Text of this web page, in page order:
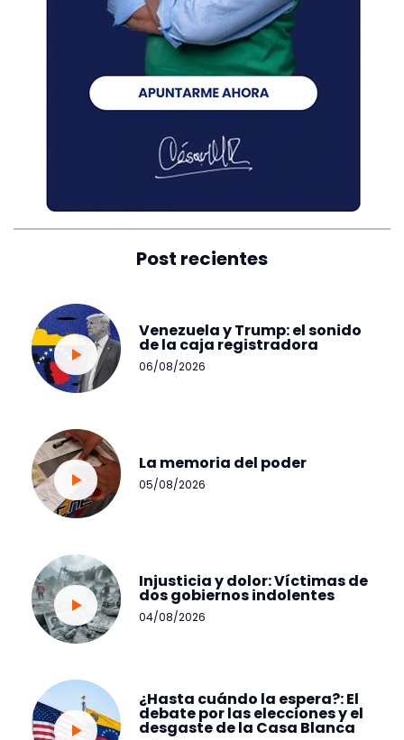
Post recientes
Venezuela y Trump: el sonido
de la caja registradora
06/08/2026
La memoria del poder
05/08/2026
Injusticia y dolor: Víctimas de
dos gobiernos indolentes
04/08/2026
¿Hasta cuándo la espera?: El
debate por las elecciones y el
desgaste de la Casa Blanca